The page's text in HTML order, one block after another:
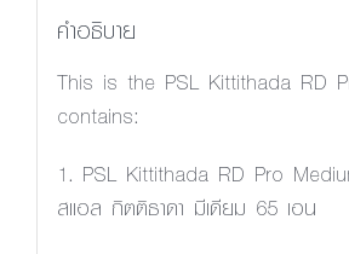
คำอธิบาย
This is the PSL Kittithada RD
contains:
1. PSL Kittithada RD Pro
สแอล กิตติธาดา มีเดียม 65 เอน